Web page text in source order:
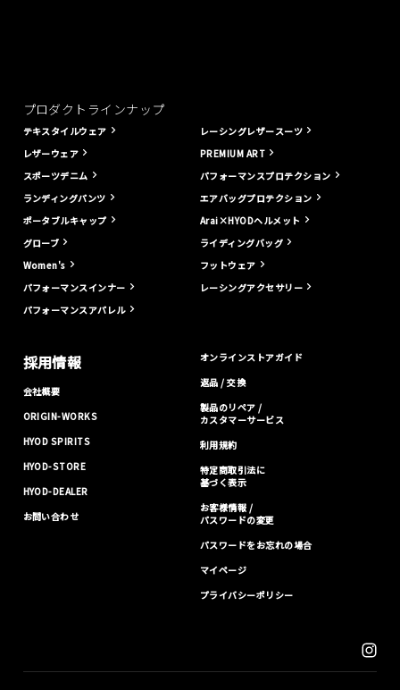
プロダクトラインナップ
テキスタイルウェア
レザーウェア
スポーツデニム
ランディングパンツ
ポータブルキャップ
グローブ
Women's
パフォーマンスインナー
パフォーマンスアパレル
レーシングレザースーツ
PREMIUM ART
パフォーマンスプロテクション
エアバッグプロテクション
Arai×HYODヘルメット
ライディングバッグ
フットウェア
レーシングアクセサリー
採用情報
会社概要
ORIGIN-WORKS
HYOD SPIRITS
HYOD-STORE
HYOD-DEALER
お問い合わせ
オンラインストアガイド
返品 / 交換
製品のリペア /
カスタマーサービス
利用規約
特定商取引法に
基づく表示
お客様情報 /
パスワードの変更
パスワードをお忘れの場合
マイページ
プライバシーポリシー